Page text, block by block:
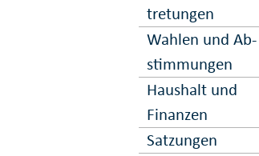
tretungen
Wahlen und Ab­
stimmungen
Haushalt und
Finanzen
Satzungen